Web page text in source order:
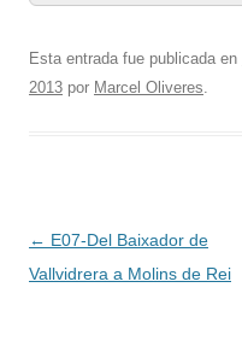
Esta entrada fue publicada en
2013 por Marcel Oliveres
Navegación
de
← E07-Del Baixador de
Vallvidrera a Molins de Rei